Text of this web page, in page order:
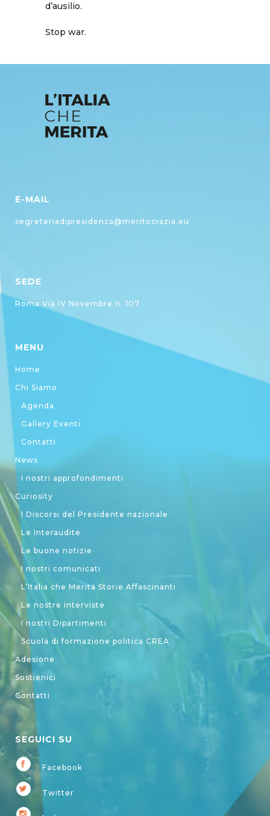
d’ausilio.
Stop war.
E-MAIL
segreteriadipresidenza@meritocrazia.eu
SEDE
Roma Via IV Novembre n. 107
MENU
Home
Chi Siamo
Agenda
Gallery Eventi
Contatti
News
I nostri approfondimenti
Curiosity
I Discorsi del Presidente nazionale
Le Interaudite
Le buone notizie
I nostri comunicati
L’Italia che Merita Storie Affascinanti
Le nostre interviste
I nostri Dipartimenti
Scuola di formazione politica CREA
Adesione
Sostienici
Contatti
SEGUICI SU
Facebook
Twitter